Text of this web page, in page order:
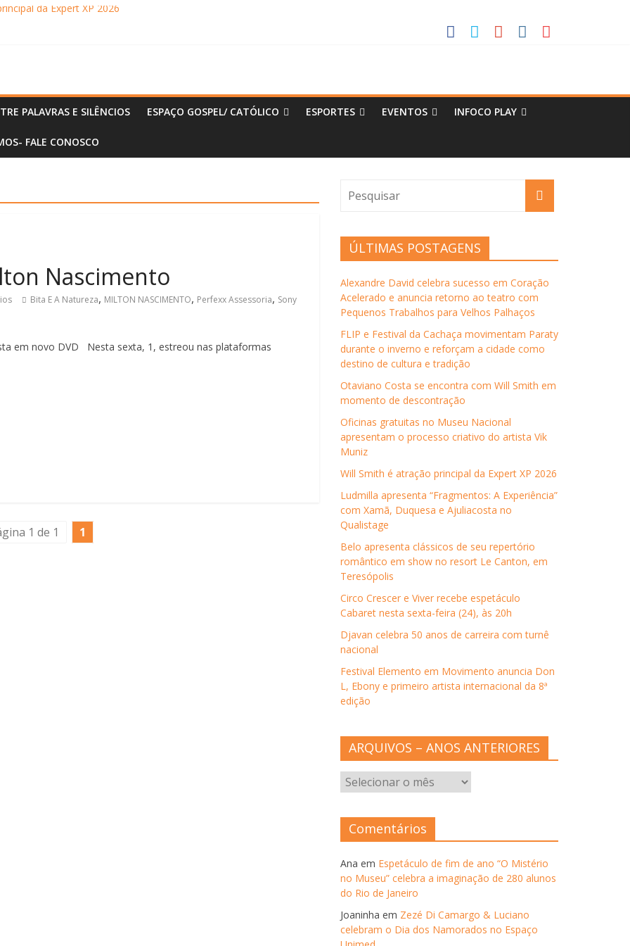
da Expert XP 2026
sucesso em Coração Acelerado e anuncia retorno ao teatro com Pequenos Trabalhos para Velhos Palhaços
PALAVRAS E SILÊNCIOS ESPAÇO GOSPEL/ CATÓLICO ESPORTES EVENTOS INFOCO PLAY
FALE CONOSCO
Nascimento
Bita E A Natureza, MILTON NASCIMENTO, Perfexx Assessoria, Sony
em novo DVD Nesta sexta, 1, estreou nas plataformas
1 de 1 1
ÚLTIMAS POSTAGENS
Alexandre David celebra sucesso em Coração
Acelerado e anuncia retorno ao teatro com
Pequenos Trabalhos para Velhos Palhaços
FLIP e Festival da Cachaça movimentam Paraty
durante o inverno e reforçam a cidade como
destino de cultura e tradição
Otaviano Costa se encontra com Will Smith em
momento de descontração
Oficinas gratuitas no Museu Nacional
apresentam o processo criativo do artista Vik
Muniz
Will Smith é atração principal da Expert XP 2026
Ludmilla apresenta “Fragmentos: A Experiência”
com Xamã, Duquesa e Ajuliacosta no
Qualistage
Belo apresenta clássicos de seu repertório
romântico em show no resort Le Canton, em
Teresópolis
Circo Crescer e Viver recebe espetáculo
Cabaret nesta sexta-feira (24), às 20h
Djavan celebra 50 anos de carreira com turnê
nacional
Festival Elemento em Movimento anuncia Don
L, Ebony e primeiro artista internacional da 8ª
edição
ARQUIVOS – ANOS ANTERIORES
ARQUIVOS
–
ANTERIORES
Comentários
Ana em Espetáculo de fim de ano “O Mistério
no Museu” celebra a imaginação de 280 alunos
do Rio de Janeiro
Joaninha em Zezé Di Camargo & Luciano
celebram o Dia dos Namorados no Espaço